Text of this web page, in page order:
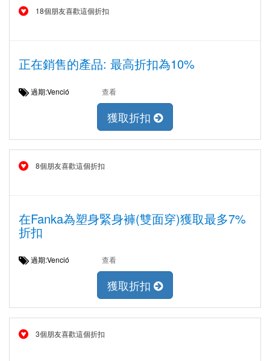
18個朋友喜歡這個折扣
正在銷售的產品: 最高折扣為10%
過期:Venció 查看
獲取折扣
8個朋友喜歡這個折扣
在Fanka為塑身緊身褲(雙面穿)獲取最多7%
折扣
過期:Venció 查看
獲取折扣
3個朋友喜歡這個折扣